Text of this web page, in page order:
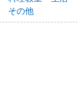
その他